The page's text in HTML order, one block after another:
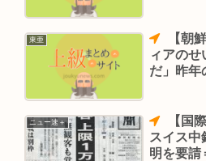
東亜
ィアのせ
だ」昨年
ニュー速＋
スイス中
明を要請